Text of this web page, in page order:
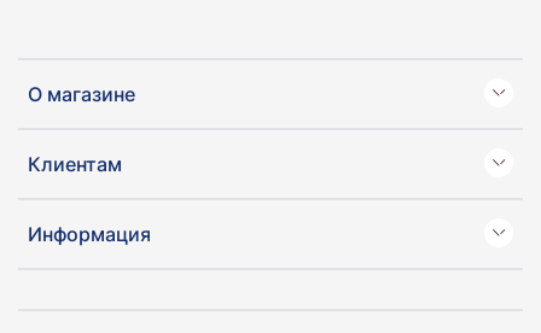
О магазине
Клиентам
Информация